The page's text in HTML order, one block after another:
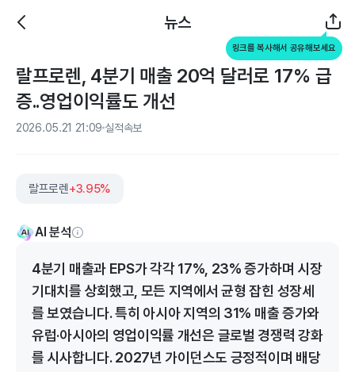
뉴스
링크를 복사해서 공유해보세요
랄프로렌, 4분기 매출 20억 달러로 17% 급
증..영업이익률도 개선
2026.05.21 21:09 실적속보
랄프로렌+3.95%
AI 분석
4분기 매출과 EPS가 각각 17%, 23% 증가하며 시장
기대치를 상회했고, 모든 지역에서 균형 잡힌 성장세
를 보였습니다. 특히 아시아 지역의 31% 매출 증가와
유럽·아시아의 영업이익률 개선은 글로벌 경쟁력 강화
를 시사합니다. 2027년 가이던스도 긍정적이며 배당